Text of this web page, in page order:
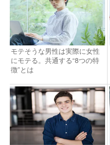
モテそうな男性は実際に女性
にモテる。共通する“8つの特
徴”とは